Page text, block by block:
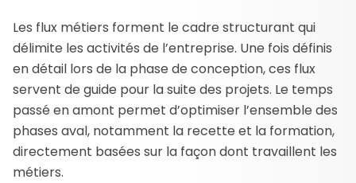
Les flux métiers forment le cadre structurant qui
délimite les activités de l’entreprise. Une fois définis
en détail lors de la phase de conception, ces flux
servent de guide pour la suite des projets. Le temps
passé en amont permet d’optimiser l’ensemble des
phases aval, notamment la recette et la formation,
directement basées sur la façon dont travaillent les
métiers.